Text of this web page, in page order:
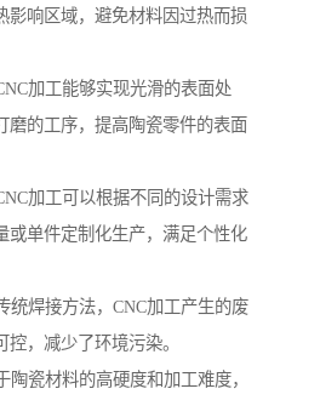
影响区域，避免材料因过热而损
加工能够实现光滑的表面处
磨的工序，提高陶瓷零件的表面
加工可以根据不同的设计需求
或单件定制化生产，满足个性化
焊接方法，CNC加工产生的废
，减少了环境污染。
瓷材料的高硬度和加工难度，